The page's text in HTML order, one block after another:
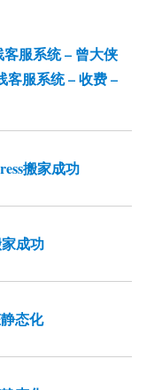
服系统 – 曾大侠
客服系统 – 收费 –
搬家成功
成功
态化